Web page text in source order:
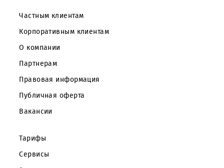
Возврат к списку
Скачайте приложение Mobiuz